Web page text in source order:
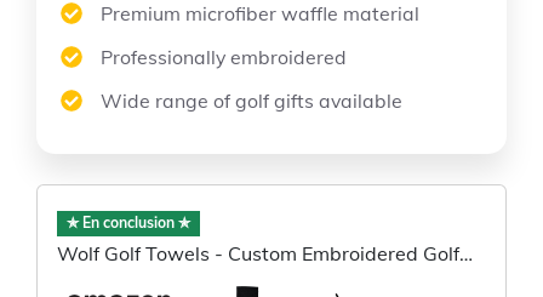
Premium microfiber waffle material
Professionally embroidered
Wide range of golf gifts available
✯ En conclusion ✯
Wolf Golf Towels - Custom Embroidered Golf